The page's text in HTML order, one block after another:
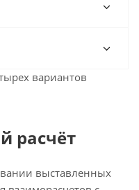
вариантов
расчёт
выставленных